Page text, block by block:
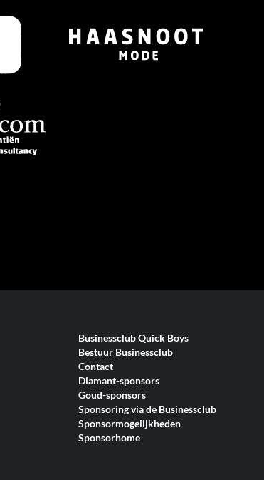
Businessclub Quick Boys
Bestuur Businessclub
Contact
Diamant-sponsors
Goud-sponsors
Sponsoring via de Businessclub
Sponsormogelijkheden
Sponsorhome